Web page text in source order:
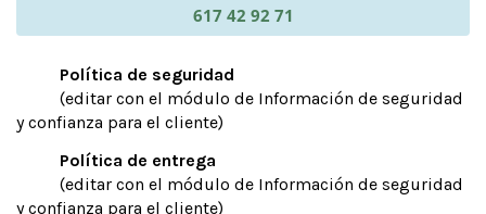
617 42 92 71
Política de seguridad
(editar con el módulo de Información de seguridad
y confianza para el cliente)
Política de entrega
(editar con el módulo de Información de seguridad
y confianza para el cliente)